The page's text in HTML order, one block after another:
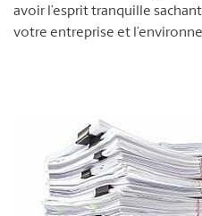
avoir l’esprit tranquille
votre entreprise et